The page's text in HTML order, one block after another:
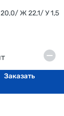
Ж 22,1/ У 1,5
Заказать